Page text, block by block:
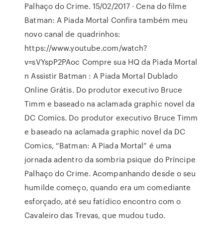
Palhaço do Crime. 15/02/2017 · Cena do filme
Batman: A Piada Mortal Confira também meu
novo canal de quadrinhos:
https://www.youtube.com/watch?
v=sVYspP2PAoc Compre sua HQ da Piada Mortal
n Assistir Batman : A Piada Mortal Dublado
Online Grátis. Do produtor executivo Bruce
Timm e baseado na aclamada graphic novel da
DC Comics. Do produtor executivo Bruce Timm
e baseado na aclamada graphic novel da DC
Comics, “Batman: A Piada Mortal” é uma
jornada adentro da sombria psique do Príncipe
Palhaço do Crime. Acompanhando desde o seu
humilde começo, quando era um comediante
esforçado, até seu fatídico encontro com o
Cavaleiro das Trevas, que mudou tudo.